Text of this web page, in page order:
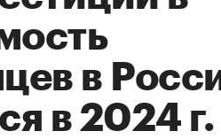
в
в 2024 г.